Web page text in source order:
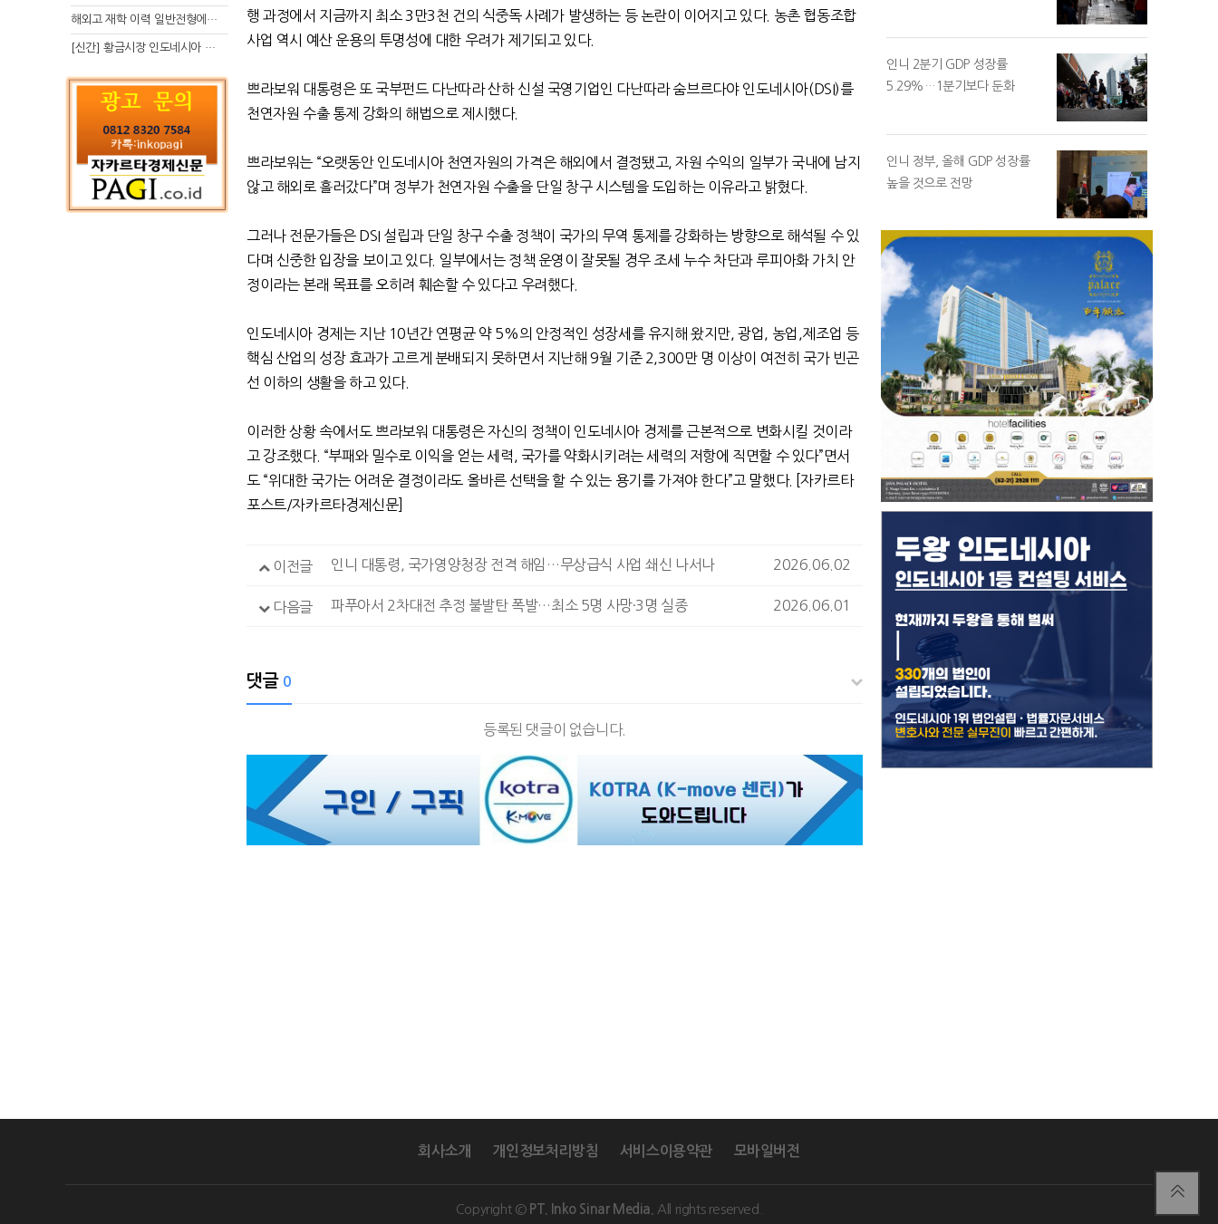
해외고 재학 이력 일반전형에서 분명한 입시 강점 살리는 전략
[신간] 황금시장 인도네시아 슈퍼리치의 성공 수업
행 과정에서 지금까지 최소 3만3천 건의 식중독 사례가 발생하는 등 논란이 이어지고 있다. 농촌 협동조합
사업 역시 예산 운용의 투명성에 대한 우려가 제기되고 있다.
쁘라보워 대통령은 또 국부펀드 다난따라 산하 신설 국영기업인 다난따라 숨브르다야 인도네시아(DSI)를
천연자원 수출 통제 강화의 해법으로 제시했다.
쁘라보워는 “오랫동안 인도네시아 천연자원의 가격은 해외에서 결정됐고 ,자원 수익의 일부가 국내에 남지
않고 해외로 흘러갔다”며 정부가 천연자원 수출을 단일 창구 시스템을 도입하는 이유라고 밝혔다.
그러나 전문가들은DSI 설립과 단일 창구 수출 정책이 국가의 무역 통제를 강화하는 방향으로 해석될 수 있
다며 신중한 입장을 보이고 있다. 일부에서는 정책 운영이 잘못될 경우 조세 누수 차단과 루피아화 가치 안
정이라는 본래 목표를 오히려 훼손할 수 있다고 우려했다.
인도네시아 경제는 지난10년간 연평균 약5%의 안정적인 성장세를 유지해 왔지만 ,광업 농업 제조업 등
핵심 산업의 성장 효과가 고르게 분배되지 못하면서 지난해 9월 기준2,300만 명 이상이 여전히 국가 빈곤
선 이하의 생활을 하고 있다.
이러한 상황 속에서도 쁘라보워 대통령은 자신의 정책이 인도네시아 경제를 근본적으로 변화시킬 것이라
고 강조했다. “부패와 밀수로 이익을 얻는 세력 국가를 약화시키려는 세력의 저항에 직면할 수 있다”면서
도 “위대한 국가는 어려운 결정이라도 올바른 선택을 할 수 있는 용기를 가져야 한다”고 말했다. [자카르타
포스트 /자카르타경제신문]
이전글 인니 대통령, 국가영양청장 전격 해임…무상급식 사업 쇄신 나서나 2026.06.02
다음글 파푸아서 2차대전 추정 불발탄 폭발…최소 5명 사망·3명 실종 2026.06.01
댓글 0
등록된 댓글이 없습니다.
인니 2분기 GDP 성장률
5.29%…1분기보다 둔화
인니 정부, 올해 GDP 성장률
높을 것으로 전망
회사소개 개인정보처리방침 서비스이용약관 모바일버전
Copyright © PT. Inko Sinar Media. All rights reserved.